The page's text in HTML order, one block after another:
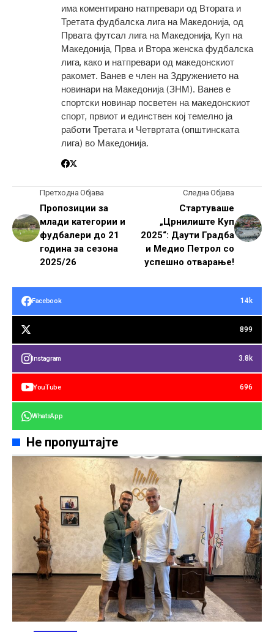
има коментирано натпревари од Втората и
Третата фудбалска лига на Македонија, од
Првата футсал лига на Македонија, Куп на
Македонија, Прва и Втора женска фудбалска
лига, како и натпревари од македонскиот
ракомет. Ванев е член на Здружението на
новинари на Македонија (ЗНМ). Ванев е
спортски новинар посветен на македонскиот
спорт, првиот и единствен кој темелно ја
работи Третата и Четвртата (општинската
лига) во Македонија.
Претходна Објава
Пропозиции за
млади категории и
фудбалери до 21
година за сезона
2025/26
Следна Објава
Стартуваше
„Црнилиште Куп
2025“: Даути Градба
и Медио Петрол со
успешно отварање!
Facebook 14k
899
Instagram 3.8k
YouTube 696
WhatsApp
Не пропуштајте